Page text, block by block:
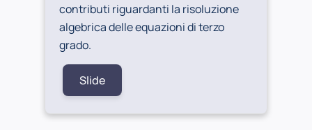
contributi riguardanti la risoluzione
algebrica delle equazioni di terzo
grado.
Slide